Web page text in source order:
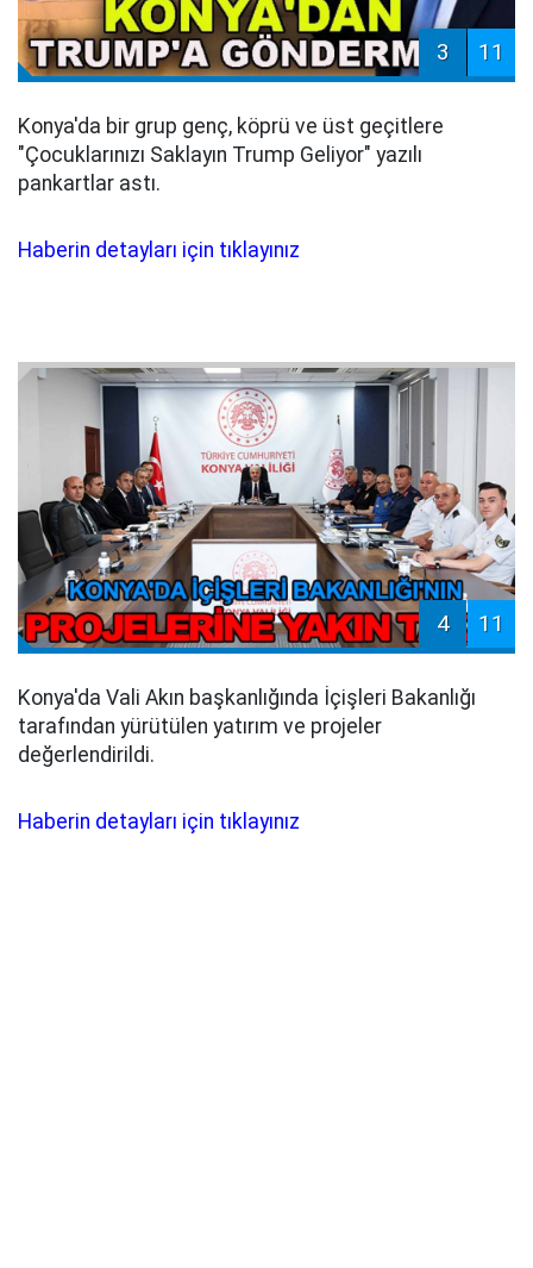
3 11
Konya'da bir grup genç, köprü ve üst geçitlere
"Çocuklarınızı Saklayın Trump Geliyor" yazılı
pankartlar astı.
Haberin detayları için tıklayınız
4 11
Konya'da Vali Akın başkanlığında İçişleri Bakanlığı
tarafından yürütülen yatırım ve projeler
değerlendirildi.
Haberin detayları için tıklayınız